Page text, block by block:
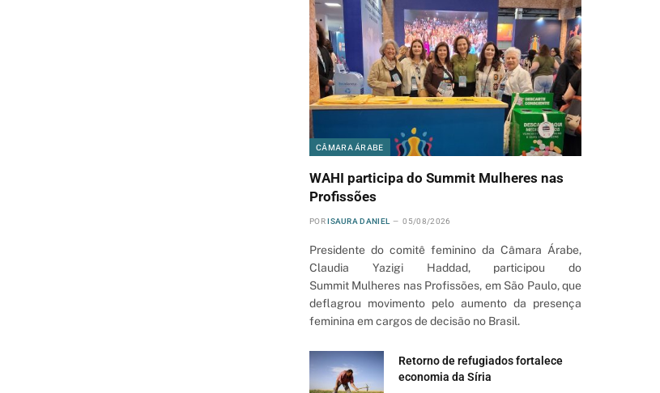
CÂMARA ÁRABE
WAHI participa do Summit Mulheres nas
Profissões
POR ISAURA DANIEL 05/08/2026
Presidente do comitê feminino da Câmara Árabe,
Claudia Yazigi Haddad, participou do
Summit Mulheres nas Profissões, em São Paulo, que
deflagrou movimento pelo aumento da presença
feminina em cargos de decisão no Brasil.
Retorno de refugiados fortalece
economia da Síria